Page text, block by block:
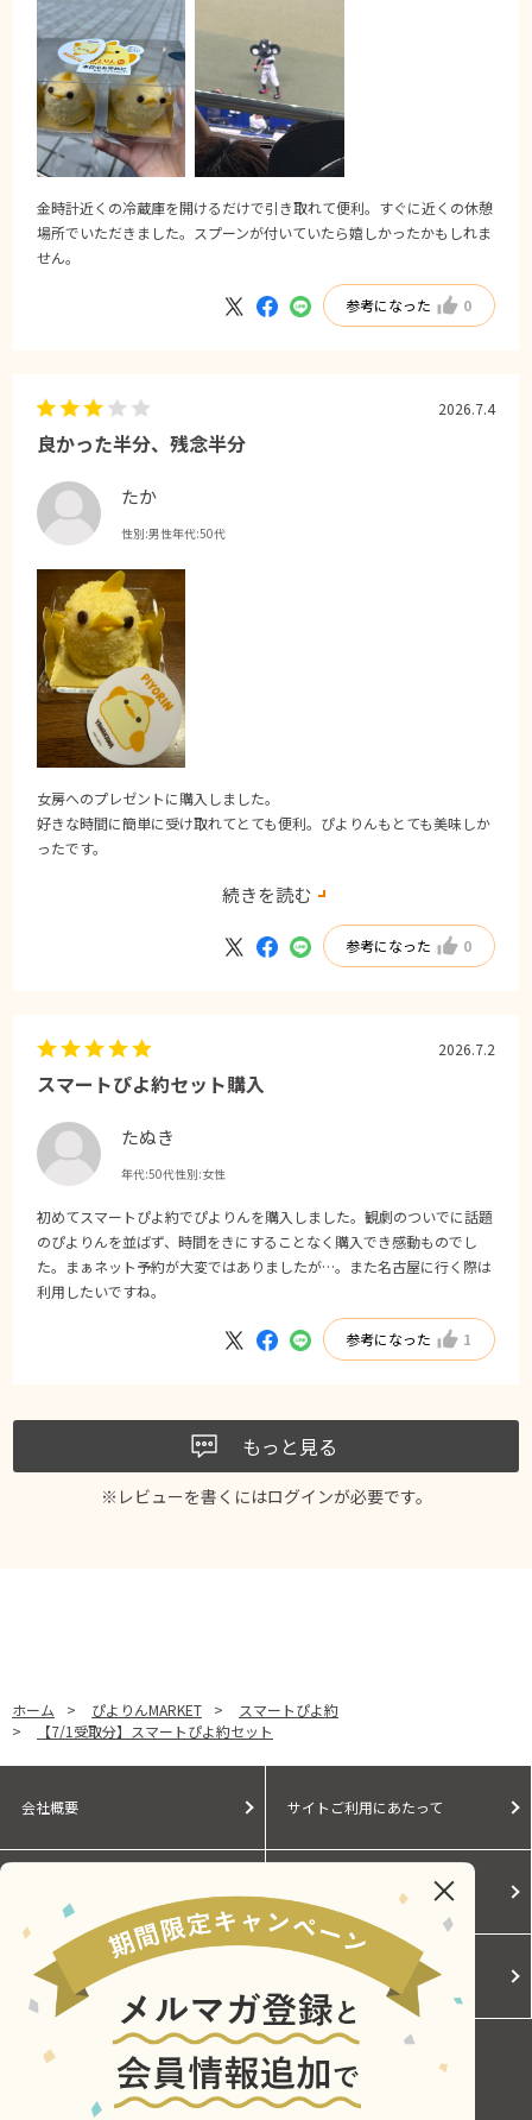
金時計近くの冷蔵庫を開けるだけで引き取れて便利。すぐに近くの休憩
場所でいただきました。スプーンが付いていたら嬉しかったかもしれま
せん。
参考になった 0
良かった半分、残念半分
たか
性別:男性年代:50代
2026.7.4
女房へのプレゼントに購入しました。
好きな時間に簡単に受け取れてとても便利。ぴよりんもとても美味しか
ったです。
んの片目が落ちてしまってました。すぐに回復できましたが、一瞬びっ
続きを読む
参考になった 0
スマートぴよ約セット購入
たぬき
年代:50代性別:女性
2026.7.2
初めてスマートぴよ約でぴよりんを購入しました。観劇のついでに話題
のぴよりんを並ばず、時間をきにすることなく購入でき感動ものでし
た。まぁネット予約が大変ではありましたが…。また名古屋に行く際は
利用したいですね。
参考になった 1
もっと見る
※レビューを書くにはログインが必要です。
ホーム > ぴよりんMARKET >
スマートぴよ約
>
【7/1受取分】スマートぴよ約セット
会社概要 サイトご利用にあたって
Cookieポリシー ご利用規約
お問い合わせ